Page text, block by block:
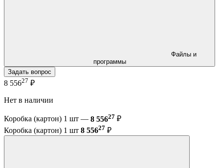
программы
Задать вопрос
8 55627 ₽
Нет в наличии
Коробка (картон) 1 шт — 8 55627 ₽
Коробка (картон) 1 шт 8 55627 ₽